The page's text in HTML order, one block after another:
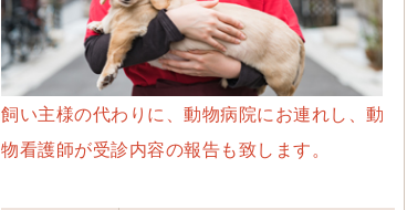
飼い主様の代わりに、動物病院にお連れし、動
物看護師が受診内容の報告も致します。